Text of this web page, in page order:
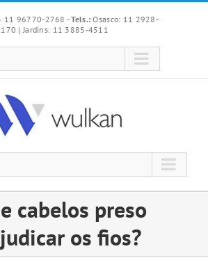
11 96770-2768 -Tels.: Osasco: 11 2928-
| Jardins: 11 3885-4511
cabelos preso
os fios?